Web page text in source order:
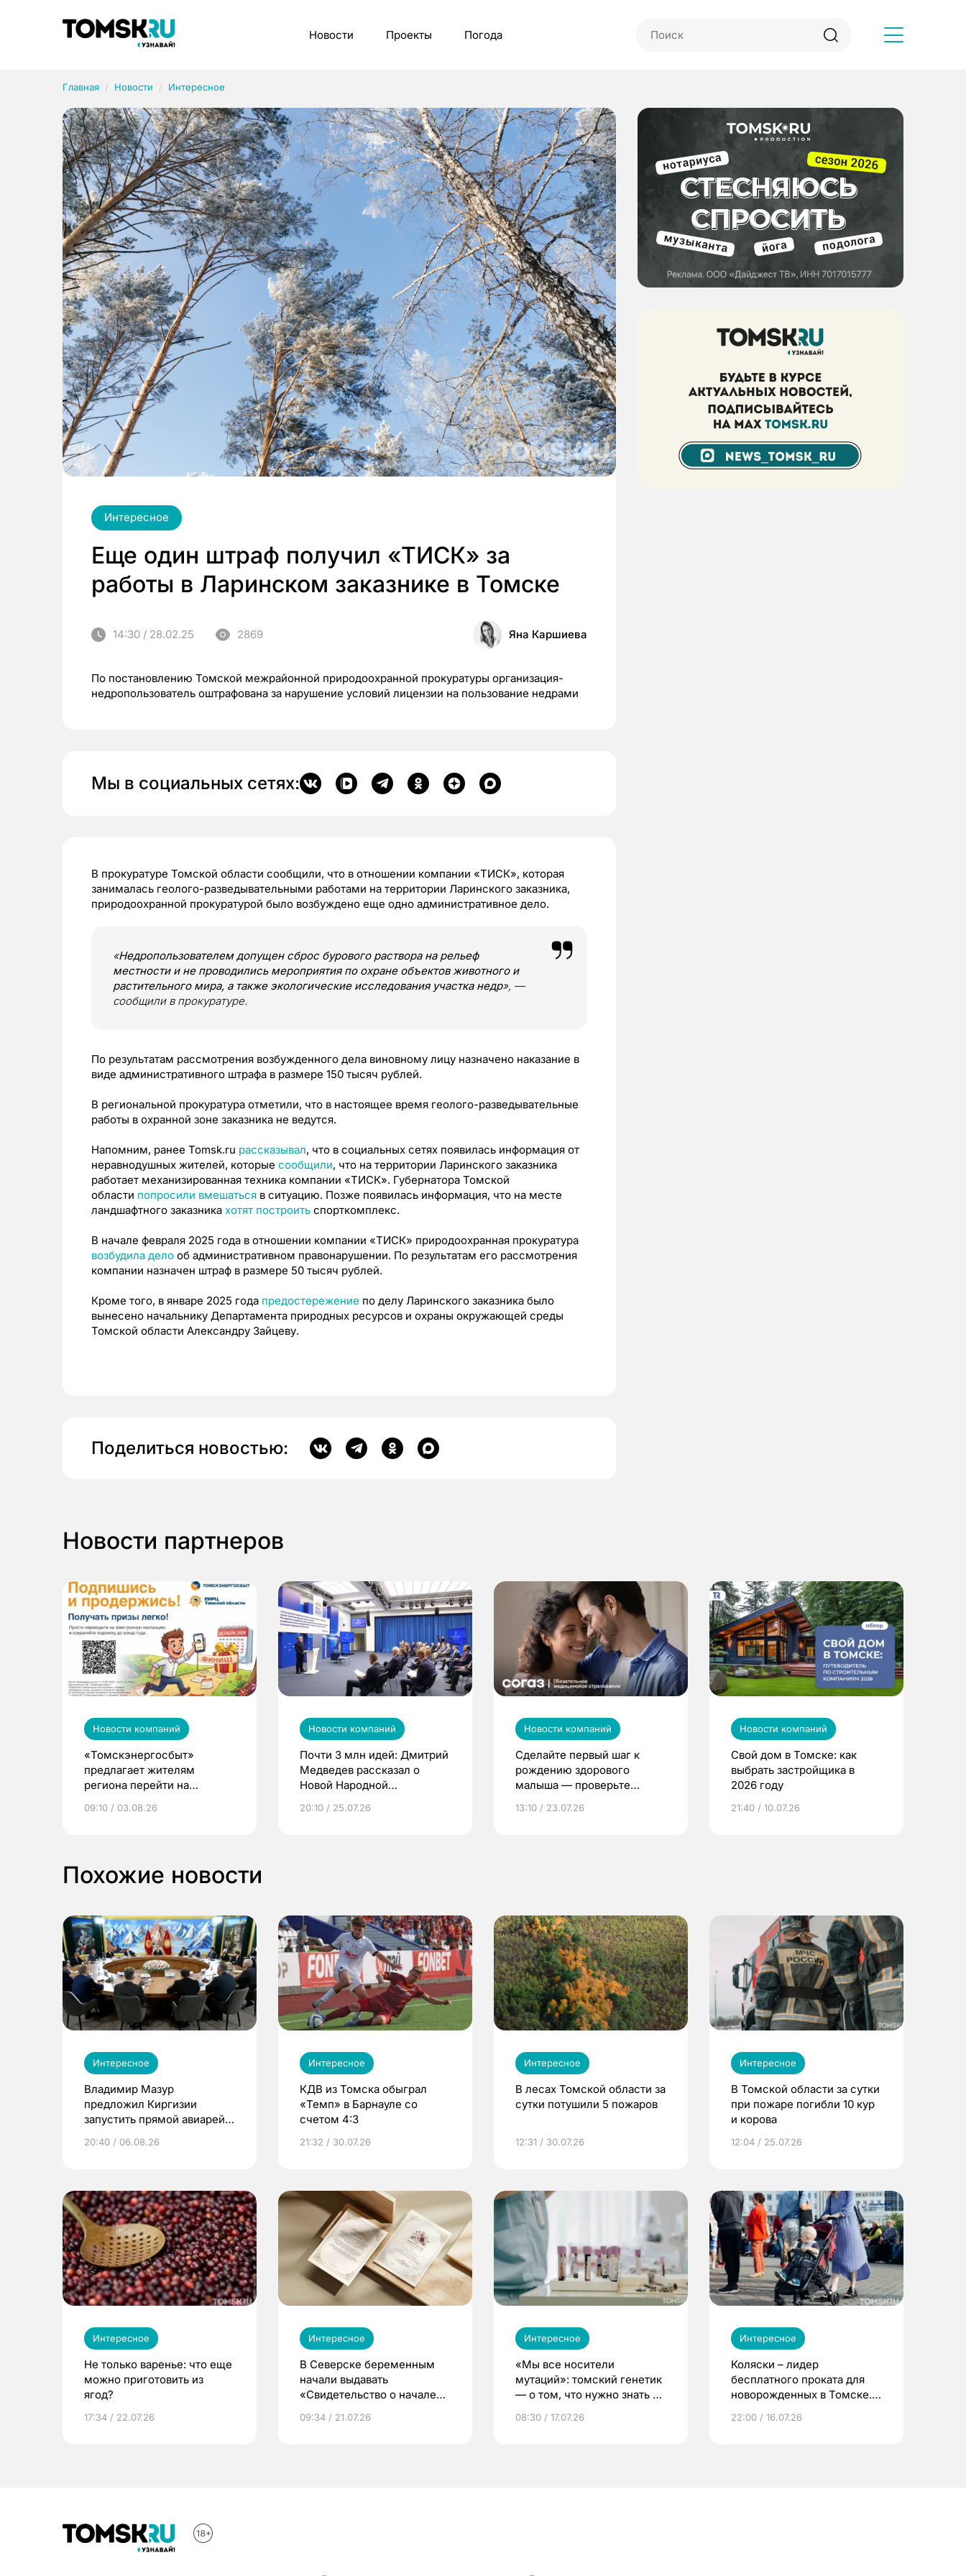
Новости Проекты Погода
Главная Новости Интересное
Интересное
Еще один штраф получил «ТИСК» за
работы в Ларинском заказнике в Томске
14:30 / 28.02.25 2869 Яна Каршиева
По постановлению Томской межрайонной природоохранной прокуратуры организация-
недропользователь оштрафована за нарушение условий лицензии на пользование недрами
Мы в социальных сетях:
В прокуратуре Томской области сообщили, что в отношении компании «ТИСК», которая
занималась геолого-разведывательными работами на территории Ларинского заказника,
природоохранной прокуратурой было возбуждено еще одно административное дело.
«Недропользователем допущен сброс бурового раствора на рельеф
местности и не проводились мероприятия по охране объектов животного и
растительного мира, а также экологические исследования участка недр», —
сообщили в прокуратуре.
По результатам рассмотрения возбужденного дела виновному лицу назначено наказание в
виде административного штрафа в размере 150 тысяч рублей.
В региональной прокуратура отметили, что в настоящее время геолого-разведывательные
работы в охранной зоне заказника не ведутся.
Напомним, ранее Tomsk.ru рассказывал, что в социальных сетях появилась информация от
неравнодушных жителей, которые сообщили, что на территории Ларинского заказника
работает механизированная техника компании «ТИСК». Губернатора Томской
области попросили вмешаться в ситуацию. Позже появилась информация, что на месте
ландшафтного заказника хотят построить спорткомплекс.
В начале февраля 2025 года в отношении компании «ТИСК» природоохранная прокуратура
возбудила дело об административном правонарушении. По результатам его рассмотрения
компании назначен штраф в размере 50 тысяч рублей.
Кроме того, в январе 2025 года предостережение по делу Ларинского заказника было
вынесено начальнику Департамента природных ресурсов и охраны окружающей среды
Томской области Александру Зайцеву.
Поделиться новостью:
Новости партнеров
Новости компаний
«Томскэнергосбыт»
предлагает жителям
региона перейти на
выиграть призы
09:10 / 03.08.26
Новости компаний
Почти 3 млн идей: Дмитрий
Медведев рассказал о
Новой Народной
20:10 / 25.07.26
Новости компаний
Сделайте первый шаг к
рождению здорового
малыша — проверьте
по ОМС!
13:10 / 23.07.26
Новости компаний
Свой дом в Томске: как
выбрать застройщика в
2026 году
21:40 / 10.07.26
Похожие новости
Интересное
Владимир Мазур
предложил Киргизии
запустить прямой авиарейс
20:40 / 06.08.26
Интересное
КДВ из Томска обыграл
«Темп» в Барнауле со
счетом 4:3
21:32 / 30.07.26
Интересное
В лесах Томской области за
сутки потушили 5 пожаров
12:31 / 30.07.26
Интересное
В Томской области за сутки
при пожаре погибли 10 кур
и корова
12:04 / 25.07.26
Интересное
Не только варенье: что еще
можно приготовить из
ягод?
17:34 / 22.07.26
Интересное
В Северске беременным
начали выдавать
«Свидетельство о начале
09:34 / 21.07.26
Интересное
«Мы все носители
мутаций»: томский генетик
— о том, что нужно знать до
08:30 / 17.07.26
Интересное
Коляски – лидер
бесплатного проката для
новорожденных в Томске.
22:00 / 16.07.26
Рубрики